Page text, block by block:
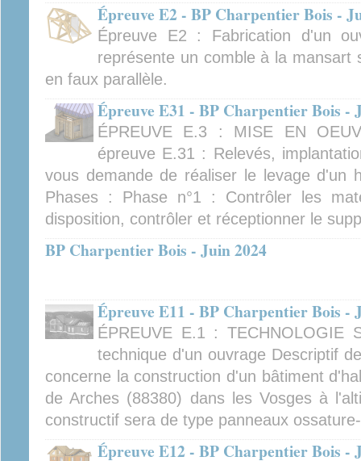
Épreuve E2 - BP Charpentier Bois -
Épreuve E2 : Fabrication d'un
représente un comble à la mansart
en faux parallèle.
Épreuve E31 - BP Charpentier Bois -
ÉPREUVE E.3 : MISE EN
épreuve E.31 : Relevés,
vous demande de réaliser le levage d'un
Phases : Phase n°1 : Contrôler les
disposition, contrôler et réceptionner le
BP Charpentier Bois - Juin 2024
Épreuve E11 - BP Charpentier Bois -
ÉPREUVE E.1 : TECHNOLOGIE
technique d'un ouvrage Descriptif
concerne la construction d'un bâtiment
de Arches (88380) dans les Vosges à
constructif sera de type panneaux
Épreuve E12 - BP Charpentier Bois -